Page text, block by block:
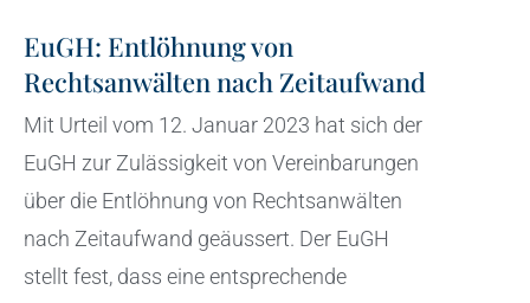
EuGH: Entlöhnung von
Rechtsanwälten nach Zeitaufwand
Mit Urteil vom 12. Januar 2023 hat sich der
EuGH zur Zulässigkeit von Vereinbarungen
über die Entlöhnung von Rechtsanwälten
nach Zeitaufwand geäussert. Der EuGH
stellt fest, dass eine entsprechende